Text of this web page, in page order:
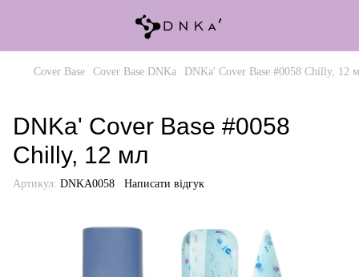
Cover Base Cover Base DNKa DNKa' Cover Base #0058 Chilly, 12
DNKa' Cover Base #0058
Chilly, 12 мл
Артикул: DNKA0058 Написати відгук